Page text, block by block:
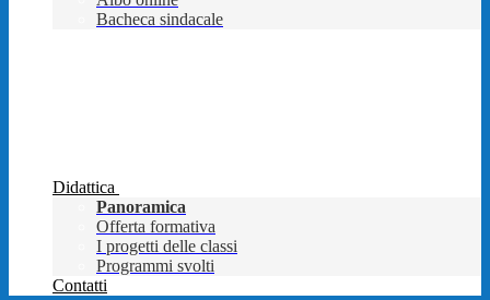
Bacheca sindacale
Didattica
Panoramica
Offerta formativa
I progetti delle classi
Programmi svolti
Contatti